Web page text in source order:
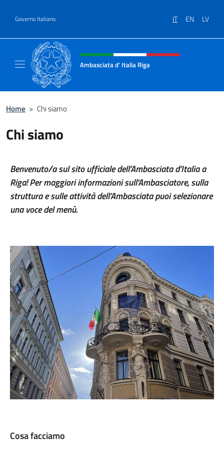
Governo Italiano IT EN LV
Intestazione sito, social e menù
Ambasciata d' Italia Riga
Home > Chi siamo
Chi siamo
Benvenuto/a sul sito ufficiale dell’Ambasciata d’Italia a
Riga! Per maggiori informazioni sull’Ambasciatore, sulla
struttura e sulle attività dell’Ambasciata puoi selezionare
una voce del menù.
Cosa facciamo